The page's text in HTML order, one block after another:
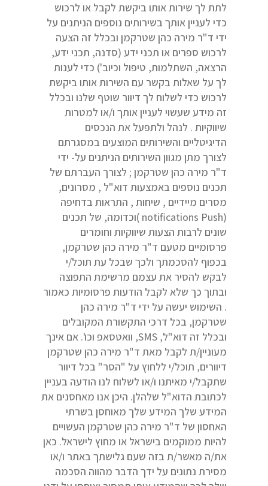
לתת לך שירות אותו ביקשת לקבל או לרכוש
כדי לעניין אותך בשירותים נוספים הניתנים על
ידי ד"ר מירה כהן שטרקמן ובכלל זה הצעה
לרכוש ספרים או תכני ידע (סדנה, תכני ידע,
הרצאה, השתלמות, טיפול וכיוב') כדי לענות
לך על שאלות בקשר עם השירות אותו ביקשת
לרכוש כדי לשלוח לך דיוור שוטף שלנו ובכלל
זה מידע שעשוי לעניין אותך ו/או למטרות
שיווקיות . לנהל ולתפעל את הנכסים
הדיגיטליים והשירותים המוצעים במסגרתם
לצורך מתן מגוון השירותים הניתנים על- ידי
ד"ר מירה כהן שטרקמן ; לצורך העברתם של
תכנים נוספים באמצעות דוא"ל , מסרונים,
מסרים מיידיים , שיחות , התראות בדחיפה
(notifications Push )וכדומה, של תכנים
שונים לרבות הצעות שיווקיות וחומרים
פרסומיים מטעם ד"ר מירה כהן שטרקמן,
בכפוף להסכמתך ולכך שבכל עת תוכל/י
לבקש להסיר את עצמם מרשימת התפוצה
ובתוך כך שלא לקבל הודעות פרסומיות כאמור
. השימוש יעשה על ידי ד"ר מירה כהן
שטרקמן, בכל דרכי התקשורת המקובלים
ובכלל זה דוא"ל, SMS, וואטסאפ וכו'. אם אינך
מעוניין/ת לקבל מאת ד"ר מירה כהן שטרקמן
דיוורים, תוכל/י ללחוץ על "הסר" בכל דיוור
שתקבל/י מאיתנו ו/או לשלוח לנו הודעה בעניין
לכתובת הדוא"ל שלהלן. היכן אנו מאחסנים את
המידע שלך המידע שלך מאוחסן בשרתי
האחסון של ד"ר מירה כהן שטרקמן העשויים
להיות ממוקמים בישראל או מחוץ לישראל. כאן
את/ה מאשר/ת בזה שעם גלישתך באתר ו/או
מסירת נתונים על ידך הדבר מהווה הסכמה